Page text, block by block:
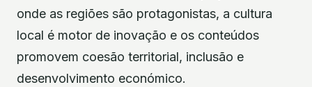
onde as regiões são protagonistas, a cultura
local é motor de inovação e os conteúdos
promovem coesão territorial, inclusão e
desenvolvimento económico.